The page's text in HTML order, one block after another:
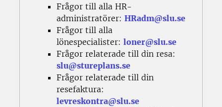
Frågor till alla HR-
administratörer: HRadm@slu.se
Frågor till alla
lönespecialister: loner@slu.se
Frågor relaterade till din resa:
slu@stureplans.se
Frågor relaterade till din
resefaktura:
levreskontra@slu.se